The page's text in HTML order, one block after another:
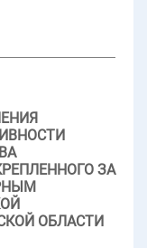
ЗА
ОБЛАСТИ